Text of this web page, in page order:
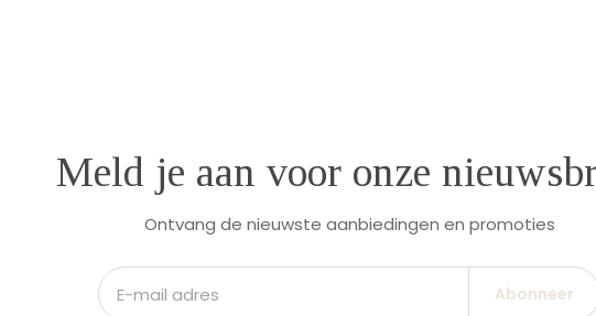
Meld je aan voor onze
Ontvang de nieuwste aanbiedingen en promoties
Abonneer